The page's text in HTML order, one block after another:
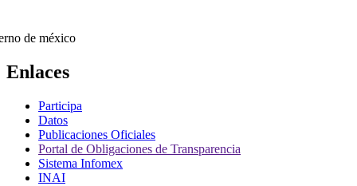
Enlaces
Participa
Datos
Publicaciones Oficiales
Portal de Obligaciones de Transparencia
Sistema Infomex
INAI